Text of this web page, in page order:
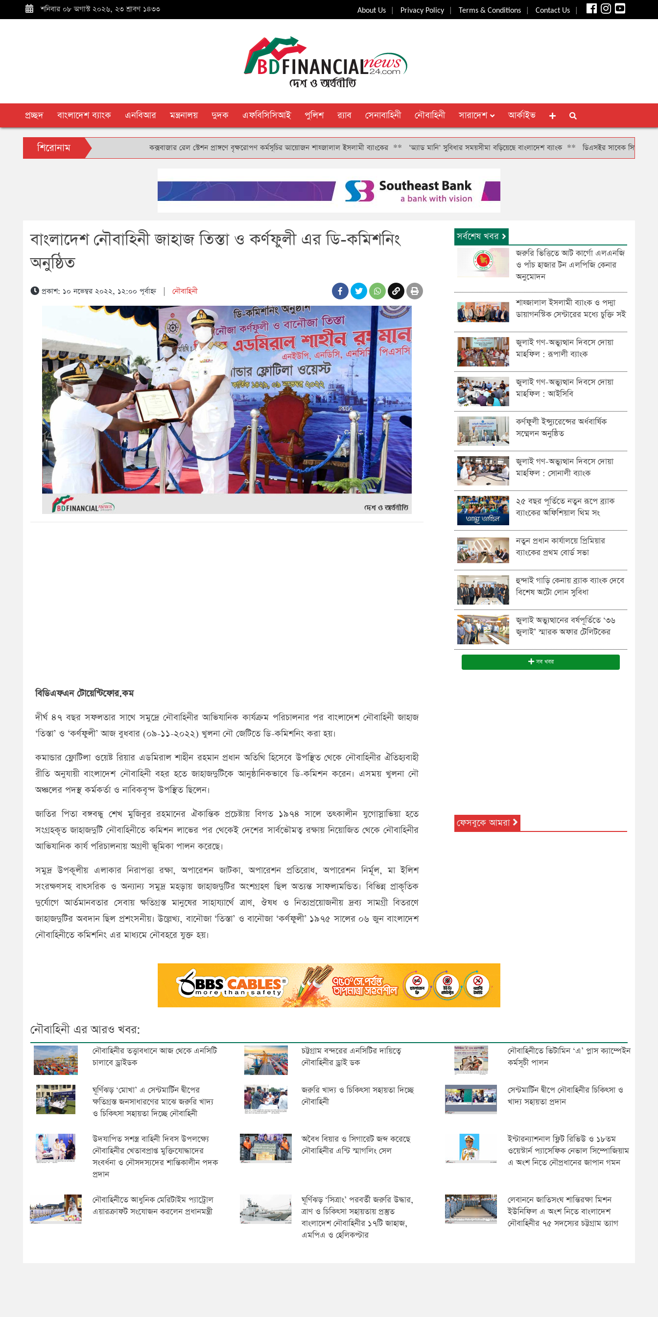
শনিবার ০৮ অগাস্ট ২০২৬, ২৩ শ্রাবণ ১৪৩৩ About Us| Privacy Policy| Terms & Conditions| Contact Us|
প্রচ্ছদ বাংলাদেশ ব্যাংক এনবিআর মন্ত্রনালয় দুদক এফবিসিসিআই পুলিশ র‍্যাব সেনাবাহিনী নৌবাহিনী সারাদেশ আর্কাইভ
শিরোনাম কক্সবাজার রেল স্টেশন প্রাঙ্গণে বৃক্ষরোপণ কর্মসূচির আয়োজন শাহ্জালাল ইসলামী ব্যাংকের**‘অ্যাড মানি’ সুবিধার সময়সীমা বড়িয়েছে বাংলাদেশ ব্যাংক**ডিএসইর সাবেক সিআরও খাইরুল
বাংলাদেশ নৌবাহিনী জাহাজ তিস্তা ও কর্ণফুলী এর ডি-কমিশনিং
অনুষ্ঠিত
প্রকাশ: ১০ নভেম্বর ২০২২, ১২:০০ পূর্বাহ্ন| নৌবাহিনী
বিডিএফএন টোয়েন্টিফোর.কম
দীর্ঘ ৪৭ বছর সফলতার সাথে সমুদ্রে নৌবাহিনীর আভিযানিক কার্যক্রম পরিচালনার পর বাংলাদেশ নৌবাহিনী জাহাজ
‘তিস্তা’ ও ‘কর্ণফুলী’ আজ বুধবার (০৯-১১-২০২২) খুলনা নৌ জেটিতে ডি-কমিশনিং করা হয়।
কমান্ডার ফ্লোটিলা ওয়েষ্ট রিয়ার এডমিরাল শাহীন রহমান প্রধান অতিথি হিসেবে উপস্থিত থেকে নৌবাহিনীর ঐতিহ্যবাহী
রীতি অনুযায়ী বাংলাদেশ নৌবাহিনী বহর হতে জাহাজদুটিকে আনুষ্ঠানিকভাবে ডি-কমিশন করেন। এসময় খুলনা নৌ
অঞ্চলের পদস্থ কর্মকর্তা ও নাবিকবৃন্দ উপস্থিত ছিলেন।
জাতির পিতা বঙ্গবন্ধু শেখ মুজিবুর রহমানের ঐকান্তিক প্রচেষ্টায় বিগত ১৯৭৪ সালে তৎকালীন যুগোস্লাভিয়া হতে
সংগ্রহকৃত জাহাজদুটি নৌবাহিনীতে কমিশন লাভের পর থেকেই দেশের সার্বভৌমত্ব রক্ষায় নিয়োজিত থেকে নৌবাহিনীর
আভিযানিক কার্য পরিচালনায় অগ্রণী ভূমিকা পালন করেছে।
সমুদ্র উপকূলীয় এলাকার নিরাপত্তা রক্ষা, অপারেশন জাটকা, অপারেশন প্রতিরোধ, অপারেশন নির্মূল, মা ইলিশ
সংরক্ষণসহ বাৎসরিক ও অন্যান্য সমুদ্র মহড়ায় জাহাজদুটির অংশগ্রহণ ছিল অত্যন্ত সাফল্যমন্ডিত। বিভিন্ন প্রাকৃতিক
দুর্যোগে আর্তমানবতার সেবায় ক্ষতিগ্রস্ত মানুষের সাহায্যার্থে ত্রাণ, ঔষধ ও নিত্যপ্রয়োজনীয় দ্রব্য সামগ্রী বিতরণে
জাহাজদুটির অবদান ছিল প্রশংসনীয়। উল্লেখ্য, বানৌজা ‘তিস্তা’ ও বানৌজা ‘কর্ণফুলী’ ১৯৭৫ সালের ০৬ জুন বাংলাদেশ
নৌবাহিনীতে কমিশনিং এর মাধ্যমে নৌবহরে যুক্ত হয়।
সর্বশেষ খবর
জরুরি ভিত্তিতে আট কার্গো এলএনজি
ও পাঁচ হাজার টন এলপিজি কেনার
অনুমোদন
শাহ্জালাল ইসলামী ব্যাংক ও পদ্মা
ডায়াগনস্টিক সেন্টারের মধ্যে চুক্তি সই
জুলাই গণ-অভ্যুত্থান দিবসে দোয়া
মাহফিল : রূপালী ব্যাংক
জুলাই গণ-অভ্যুত্থান দিবসে দোয়া
মাহফিল : আইসিবি
কর্ণফুলী ইন্স্যুরেন্সের অর্ধবার্ষিক
সম্মেলন অনুষ্ঠিত
জুলাই গণ-অভ্যুত্থান দিবসে দোয়া
মাহফিল : সোনালী ব্যাংক
২৫ বছর পূর্তিতে নতুন রূপে ব্র্যাক
ব্যাংকের অফিশিয়াল থিম সং
নতুন প্রধান কার্যালয়ে প্রিমিয়ার
ব্যাংকের প্রথম বোর্ড সভা
হুন্দাই গাড়ি কেনায় ব্র্যাক ব্যাংক দেবে
বিশেষ অটো লোন সুবিধা
জুলাই অভ্যুত্থানের বর্ষপূর্তিতে ‘৩৬
জুলাই’ স্মারক অফার টেলিটকের
সব খবর
ফেসবুকে আমরা
নৌবাহিনী এর আরও খবর:
নৌবাহিনীর তত্ত্বাবধানে আজ থেকে এনসিটি
চালাবে ড্রাইডক
চট্টগ্রাম বন্দরের এনসিটির দায়িত্বে
নৌবাহিনীর ড্রাই ডক
নৌবাহিনীতে ভিটামিন ‘এ’ প্লাস ক্যাম্পেইন
কর্মসূচী পালন
ঘূর্ণিঝড় ‘মোখা’ এ সেন্টমার্টিন দ্বীপের
ক্ষতিগ্রস্ত জনসাধারণের মাঝে জরুরি খাদ্য
ও চিকিৎসা সহায়তা দিচ্ছে নৌবাহিনী
জরুরি খাদ্য ও চিকিৎসা সহায়তা দিচ্ছে
নৌবাহিনী
সেন্টমার্টিন দ্বীপে নৌবাহিনীর চিকিৎসা ও
খাদ্য সহায়তা প্রদান
উদযাপিত সশস্ত্র বাহিনী দিবস উপলক্ষ্যে
নৌবাহিনীর খেতাবপ্রাপ্ত মুক্তিযোদ্ধাদের
সংবর্ধনা ও নৌসদস্যদের শান্তিকালীন পদক
প্রদান
অবৈধ বিয়ার ও সিগারেট জব্দ করেছে
নৌবাহিনীর এন্টি স্মাগলিং সেল
ইন্টারন্যাশনাল ফ্লিট রিভিউ ও ১৮তম
ওয়েস্টার্ন প্যাসেফিক নেভাল সিম্পোজিয়াম
এ অংশ নিতে নৌপ্রধানের জাপান গমন
নৌবাহিনীতে আধুনিক মেরিটাইম প্যাট্রোল
এয়ারক্রাফট সংযোজন করলেন প্রধানমন্ত্রী
ঘূর্ণিঝড় ‘সিত্রাং’ পরবর্তী জরুরি উদ্ধার,
ত্রাণ ও চিকিৎসা সহায়তায় প্রস্তুত
বাংলাদেশ নৌবাহিনীর ১৭টি জাহাজ,
এমপিএ ও হেলিকপ্টার
লেবাননে জাতিসংঘ শান্তিরক্ষা মিশন
ইউনিফিল এ অংশ নিতে বাংলাদেশ
নৌবাহিনীর ৭৫ সদস্যের চট্টগ্রাম ত্যাগ